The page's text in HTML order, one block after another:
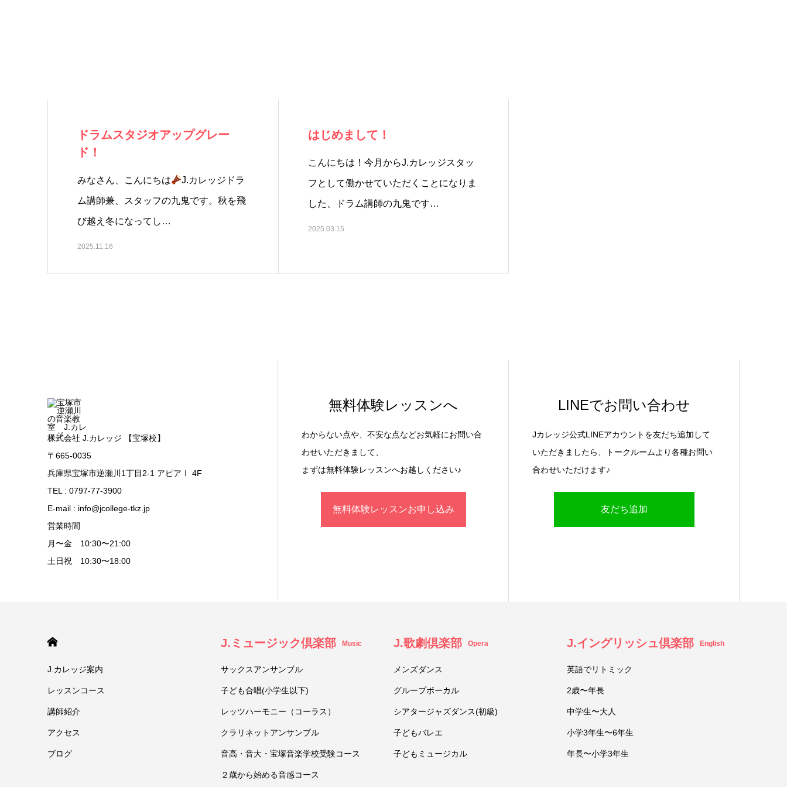
ドラムスタジオアップグレー
ド！
みなさん、こんにちは J.カレッジドラ
ム講師兼、スタッフの九鬼です。秋を飛
び越え冬になってし…
2025.11.16
はじめまして！
こんにちは！今月からJ.カレッジスタッ
フとして働かせていただくことになりま
した、ドラム講師の九鬼です…
2025.03.15
株式会社 J.カレッジ 【宝塚校】
〒665-0035
兵庫県宝塚市逆瀬川1丁目2-1 アピアⅠ 4F
TEL : 0797-77-3900
E-mail : info@jcollege-tkz.jp
営業時間
月〜金 10:30〜21:00
土日祝 10:30〜18:00
無料体験レッスンへ
わからない点や、不安な点などお気軽にお問い合
わせいただきまして、
まずは無料体験レッスンへお越しください♪
無料体験レッスンお申し込み
LINEでお問い合わせ
Jカレッジ公式LINEアカウントを友だち追加して
いただきましたら、トークルームより各種お問い
合わせいただけます♪
友だち追加
J.カレッジ案内
レッスンコース
講師紹介
アクセス
ブログ
J.ミュージック倶楽部 Music
サックスアンサンブル
子ども合唱(小学生以下)
レッツハーモニー（コーラス）
クラリネットアンサンブル
音高・音大・宝塚音楽学校受験コース
２歳から始める音感コース
J.歌劇倶楽部 Opera
メンズダンス
グループボーカル
シアタージャズダンス(初級)
子どもバレエ
子どもミュージカル
J.イングリッシュ倶楽部 English
英語でリトミック
2歳〜年長
中学生〜大人
小学3年生〜6年生
年長〜小学3年生